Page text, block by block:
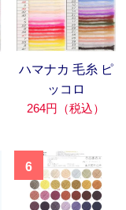
ハマナカ 毛糸 ピ
ッコロ
264円（税込）
6